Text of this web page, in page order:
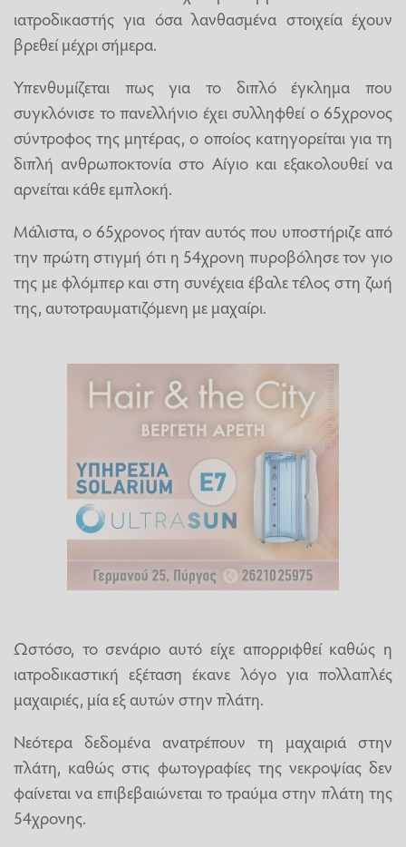
ιατροδικαστής για όσα λανθασμένα στοιχεία έχουν
βρεθεί μέχρι σήμερα.
Υπενθυμίζεται πως για το διπλό έγκλημα που
συγκλόνισε το πανελλήνιο έχει συλληφθεί ο 65χρονος
σύντροφος της μητέρας, ο οποίος κατηγορείται για τη
διπλή ανθρωποκτονία στο Αίγιο και εξακολουθεί να
αρνείται κάθε εμπλοκή.
Μάλιστα, ο 65χρονος ήταν αυτός που υποστήριζε από
την πρώτη στιγμή ότι η 54χρονη πυροβόλησε τον γιο
της με φλόμπερ και στη συνέχεια έβαλε τέλος στη ζωή
της, αυτοτραυματιζόμενη με μαχαίρι.
Ωστόσο, το σενάριο αυτό είχε απορριφθεί καθώς η
ιατροδικαστική εξέταση έκανε λόγο για πολλαπλές
μαχαιριές, μία εξ αυτών στην πλάτη.
Νεότερα δεδομένα ανατρέπουν τη μαχαιριά στην
πλάτη, καθώς στις φωτογραφίες της νεκροψίας δεν
φαίνεται να επιβεβαιώνεται το τραύμα στην πλάτη της
54χρονης.